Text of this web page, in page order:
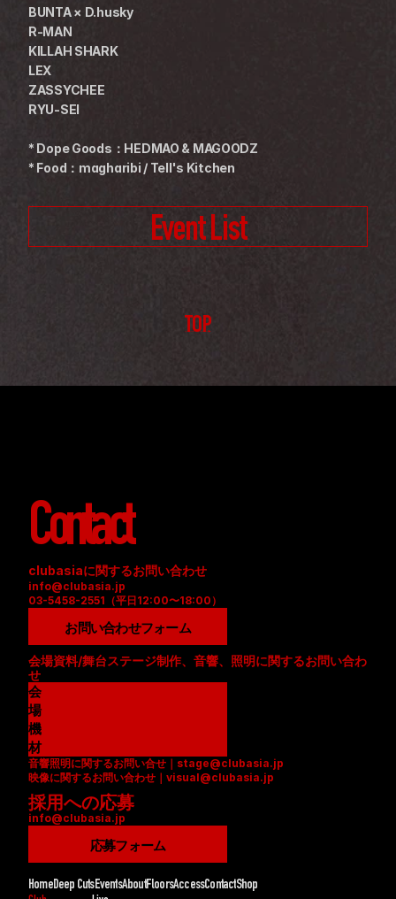
BUNTA × D.husky
R-MAN
KILLAH SHARK
LEX
ZASSYCHEE
RYU-SEI
* Dope Goods：HEDMAO & MAGOODZ
* Food：magharibi / Tell's Kitchen
Event List
TOP
Contact
clubasiaに関するお問い合わせ
info@clubasia.jp
03-5458-2551（平日12:00〜18:00）
お問い合わせフォーム
会場資料/舞台ステージ制作、音響、照明に関するお問い合わ
せ
会
場
資
料
(
P
D
F
機
材
リ
ス
ト
(
D
F
音響照明に関するお問い合せ｜stage@clubasia.jp
映像に関するお問い合わせ｜visual@clubasia.jp
採用への応募
info@clubasia.jp
応募フォーム
HomeDeep CutsEventsAboutFloorsAccessContactShop